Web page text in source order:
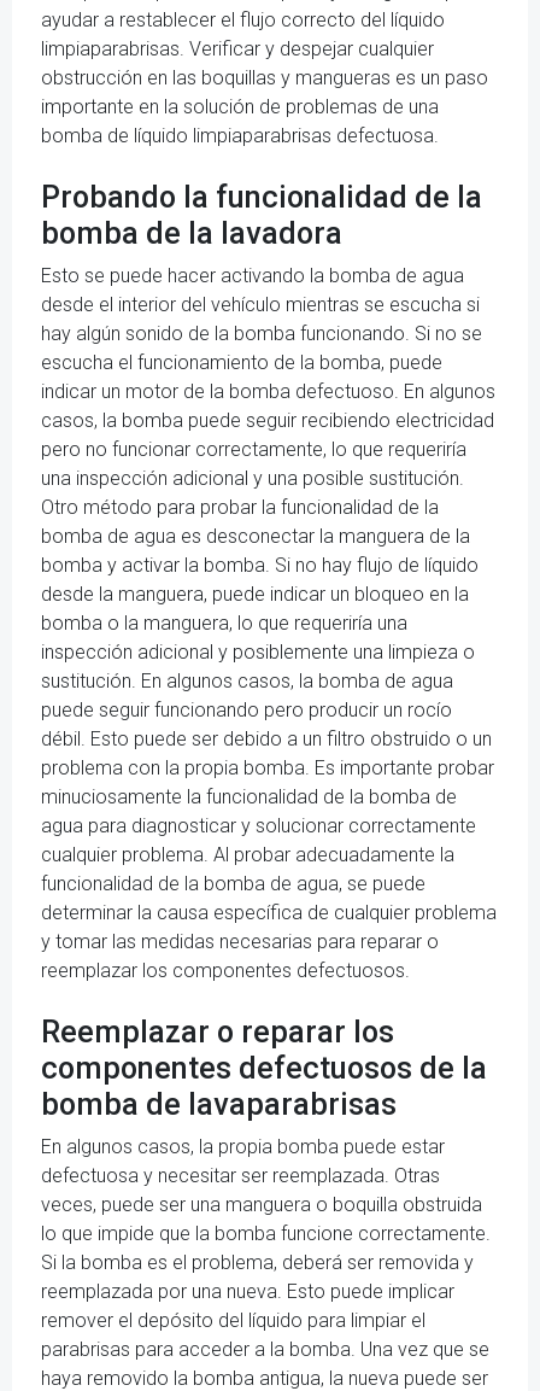
ayudar a restablecer el flujo correcto del líquido
limpiaparabrisas. Verificar y despejar cualquier
obstrucción en las boquillas y mangueras es un paso
importante en la solución de problemas de una
bomba de líquido limpiaparabrisas defectuosa.
Probando la funcionalidad de la
bomba de la lavadora
Esto se puede hacer activando la bomba de agua
desde el interior del vehículo mientras se escucha si
hay algún sonido de la bomba funcionando. Si no se
escucha el funcionamiento de la bomba, puede
indicar un motor de la bomba defectuoso. En algunos
casos, la bomba puede seguir recibiendo electricidad
pero no funcionar correctamente, lo que requeriría
una inspección adicional y una posible sustitución.
Otro método para probar la funcionalidad de la
bomba de agua es desconectar la manguera de la
bomba y activar la bomba. Si no hay flujo de líquido
desde la manguera, puede indicar un bloqueo en la
bomba o la manguera, lo que requeriría una
inspección adicional y posiblemente una limpieza o
sustitución. En algunos casos, la bomba de agua
puede seguir funcionando pero producir un rocío
débil. Esto puede ser debido a un filtro obstruido o un
problema con la propia bomba. Es importante probar
minuciosamente la funcionalidad de la bomba de
agua para diagnosticar y solucionar correctamente
cualquier problema. Al probar adecuadamente la
funcionalidad de la bomba de agua, se puede
determinar la causa específica de cualquier problema
y tomar las medidas necesarias para reparar o
reemplazar los componentes defectuosos.
Reemplazar o reparar los
componentes defectuosos de la
bomba de lavaparabrisas
En algunos casos, la propia bomba puede estar
defectuosa y necesitar ser reemplazada. Otras
veces, puede ser una manguera o boquilla obstruida
lo que impide que la bomba funcione correctamente.
Si la bomba es el problema, deberá ser removida y
reemplazada por una nueva. Esto puede implicar
remover el depósito del líquido para limpiar el
parabrisas para acceder a la bomba. Una vez que se
haya removido la bomba antigua, la nueva puede ser